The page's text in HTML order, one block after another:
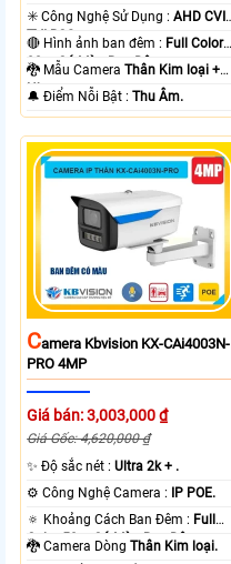
✳️ Công Nghệ Sử Dụng :AHD CVI
TVI BCS.
🔴 Hình ảnh ban đêm : Full Color
80m Có Màu Ban Ðêm.
🐉️ Mẫu CameraThân Kim loại +
Nhựa.
️🔔 Điểm Nỗi Bật :Thu Âm.
CAmera Kbvision KX-CAi4003N-
PRO 4MP
Giá bán: 3,003,000 ₫
Giá Gốc: 4,620,000 ₫
✨ Độ sắc nét :Ultra 2k + .
⚙ Công Nghệ Camera :
IP POE.
🔅 Khoảng Cách Ban Đêm : Full
Color 50m Có Màu Ban Ðêm.
🐉️ Camera DòngThân Kim loại.